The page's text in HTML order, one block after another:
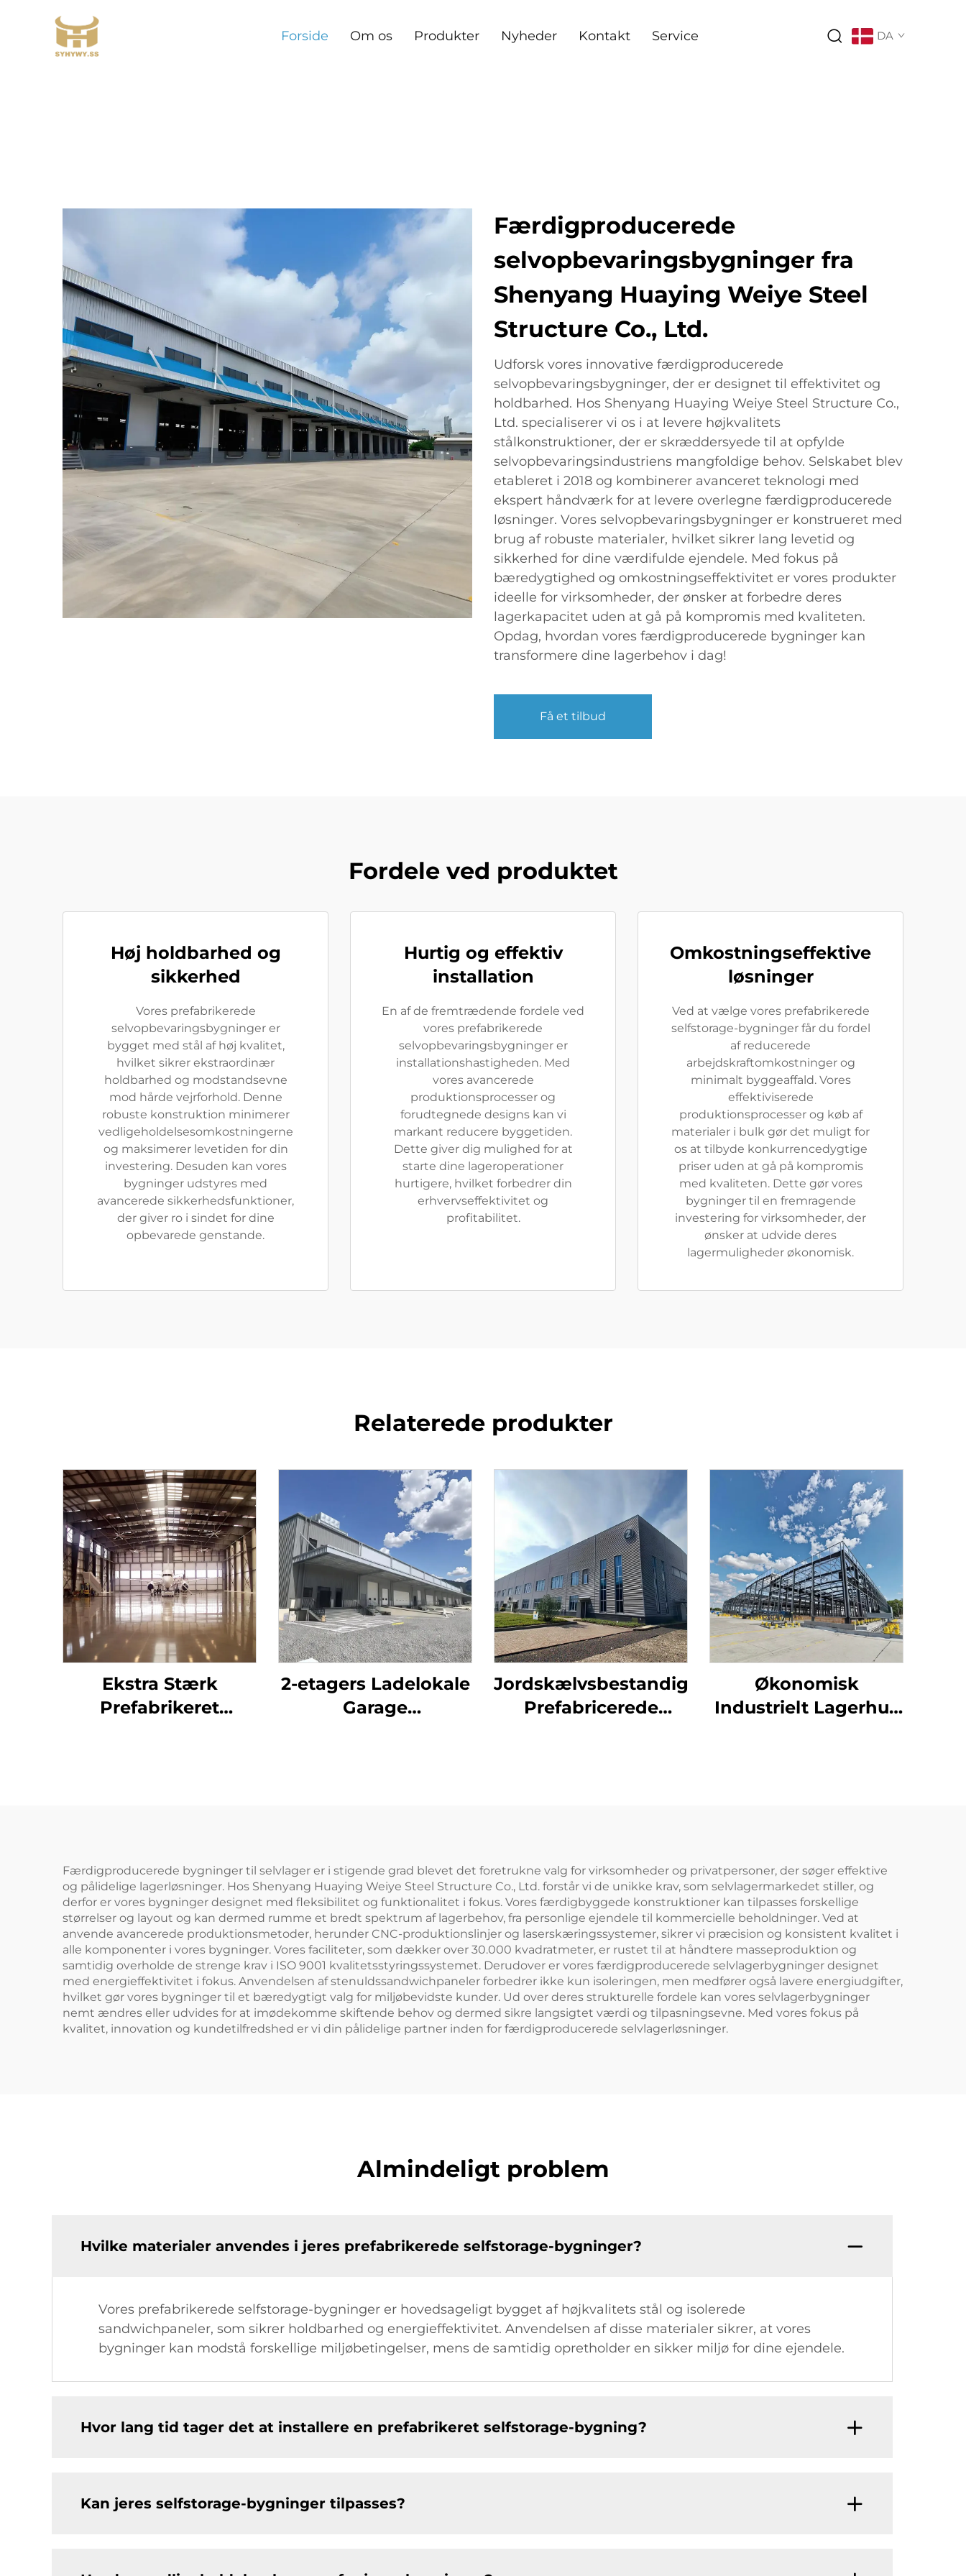
Forside Om os Produkter Nyheder Kontakt Service DA
Færdigproducerede
selvopbevaringsbygninger fra
Shenyang Huaying Weiye Steel
Structure Co., Ltd.
Udforsk vores innovative færdigproducerede
selvopbevaringsbygninger, der er designet til effektivitet og
holdbarhed. Hos Shenyang Huaying Weiye Steel Structure Co.,
Ltd. specialiserer vi os i at levere højkvalitets
stålkonstruktioner, der er skræddersyede til at opfylde
selvopbevaringsindustriens mangfoldige behov. Selskabet blev
etableret i 2018 og kombinerer avanceret teknologi med
ekspert håndværk for at levere overlegne færdigproducerede
løsninger. Vores selvopbevaringsbygninger er konstrueret med
brug af robuste materialer, hvilket sikrer lang levetid og
sikkerhed for dine værdifulde ejendele. Med fokus på
bæredygtighed og omkostningseffektivitet er vores produkter
ideelle for virksomheder, der ønsker at forbedre deres
lagerkapacitet uden at gå på kompromis med kvaliteten.
Opdag, hvordan vores færdigproducerede bygninger kan
transformere dine lagerbehov i dag!
Få et tilbud
Fordele ved produktet
Høj holdbarhed og
sikkerhed
Vores prefabrikerede
selvopbevaringsbygninger er
bygget med stål af høj kvalitet,
hvilket sikrer ekstraordinær
holdbarhed og modstandsevne
mod hårde vejrforhold. Denne
robuste konstruktion minimerer
vedligeholdelsesomkostningerne
og maksimerer levetiden for din
investering. Desuden kan vores
bygninger udstyres med
avancerede sikkerhedsfunktioner,
der giver ro i sindet for dine
opbevarede genstande.
Hurtig og effektiv
installation
En af de fremtrædende fordele ved
vores prefabrikerede
selvopbevaringsbygninger er
installationshastigheden. Med
vores avancerede
produktionsprocesser og
forudtegnede designs kan vi
markant reducere byggetiden.
Dette giver dig mulighed for at
starte dine lageroperationer
hurtigere, hvilket forbedrer din
erhvervseffektivitet og
profitabilitet.
Omkostningseffektive
løsninger
Ved at vælge vores prefabrikerede
selfstorage-bygninger får du fordel
af reducerede
arbejdskraftomkostninger og
minimalt byggeaffald. Vores
effektiviserede
produktionsprocesser og køb af
materialer i bulk gør det muligt for
os at tilbyde konkurrencedygtige
priser uden at gå på kompromis
med kvaliteten. Dette gør vores
bygninger til en fremragende
investering for virksomheder, der
ønsker at udvide deres
lagermuligheder økonomisk.
Relaterede produkter
Ekstra Stærk
Prefabrikeret
2-etagers Ladelokale
Garage
Jordskælvsbestandig
Prefabricerede
Økonomisk
Industrielt Lagerhus
Færdigproducerede bygninger til selvlager er i stigende grad blevet det foretrukne valg for virksomheder og privatpersoner, der søger effektive
og pålidelige lagerløsninger. Hos Shenyang Huaying Weiye Steel Structure Co., Ltd. forstår vi de unikke krav, som selvlagermarkedet stiller, og
derfor er vores bygninger designet med fleksibilitet og funktionalitet i fokus. Vores færdigbyggede konstruktioner kan tilpasses forskellige
størrelser og layout og kan dermed rumme et bredt spektrum af lagerbehov, fra personlige ejendele til kommercielle beholdninger. Ved at
anvende avancerede produktionsmetoder, herunder CNC-produktionslinjer og laserskæringssystemer, sikrer vi præcision og konsistent kvalitet i
alle komponenter i vores bygninger. Vores faciliteter, som dækker over 30.000 kvadratmeter, er rustet til at håndtere masseproduktion og
samtidig overholde de strenge krav i ISO 9001 kvalitetsstyringssystemet. Derudover er vores færdigproducerede selvlagerbygninger designet
med energieffektivitet i fokus. Anvendelsen af stenuldssandwichpaneler forbedrer ikke kun isoleringen, men medfører også lavere energiudgifter,
hvilket gør vores bygninger til et bæredygtigt valg for miljøbevidste kunder. Ud over deres strukturelle fordele kan vores selvlagerbygninger
nemt ændres eller udvides for at imødekomme skiftende behov og dermed sikre langsigtet værdi og tilpasningsevne. Med vores fokus på
kvalitet, innovation og kundetilfredshed er vi din pålidelige partner inden for færdigproducerede selvlagerløsninger.
Almindeligt problem
Hvilke materialer anvendes i jeres prefabrikerede selfstorage-bygninger?
Vores prefabrikerede selfstorage-bygninger er hovedsageligt bygget af højkvalitets stål og isolerede
sandwichpaneler, som sikrer holdbarhed og energieffektivitet. Anvendelsen af disse materialer sikrer, at vores
bygninger kan modstå forskellige miljøbetingelser, mens de samtidig opretholder en sikker miljø for dine ejendele.
Hvor lang tid tager det at installere en prefabrikeret selfstorage-bygning?
Kan jeres selfstorage-bygninger tilpasses?